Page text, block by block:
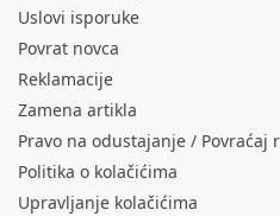
Uslovi isporuke
Povrat novca
Reklamacije
Zamena artikla
Pravo na odustajanje / Povraćaj
Politika o kolačićima
Upravljanje kolačićima